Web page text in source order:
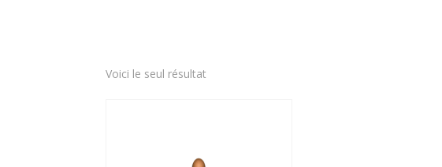
Voici le seul résultat